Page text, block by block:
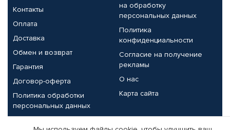
Контакты
Оплата
Доставка
Обмен и возврат
Гарантия
Договор-оферта
Политика обработки
персональных данных
на обработку
персональных данных
Политика
конфиденциальности
Согласие на получение
рекламы
О нас
Карта сайта